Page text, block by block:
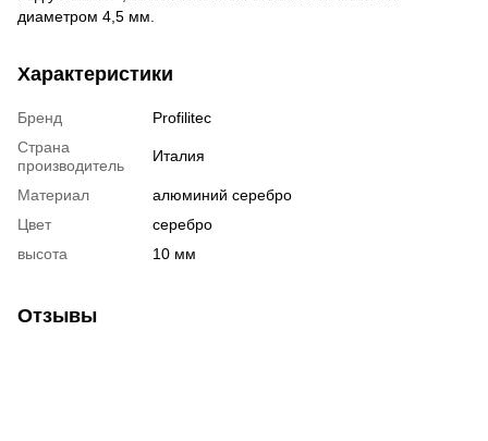
диаметром 4,5 мм.
Характеристики
Бренд
Profilitec
Страна
производитель
Италия
Материал
алюминий серебро
Цвет
серебро
высота
10 мм
Отзывы